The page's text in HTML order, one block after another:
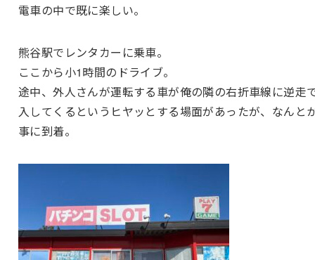
電車の中で既に楽しい。
熊谷駅でレンタカーに乗車。
ここから小1時間のドライブ。
途中、外人さんが運転する車が俺の隣の右折車線に逆走
入してくるというヒヤッとする場面があったが、なんと
事に到着。